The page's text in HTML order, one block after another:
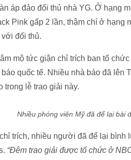
áp đảo đối thủ nhà YG. Ở hạng
Pink gấp 2 lần, thậm chí ở hạng
đối thủ.
mộ tức giận chỉ trích ban tổ
quốc tế. Nhiều nhà báo đã lên
trong lễ trao giải này.
Nhiều phóng viên Mỹ đã để lại bài
trích, nhiều người đã để lại bình
“Đêm trao giải được tổ chức ở